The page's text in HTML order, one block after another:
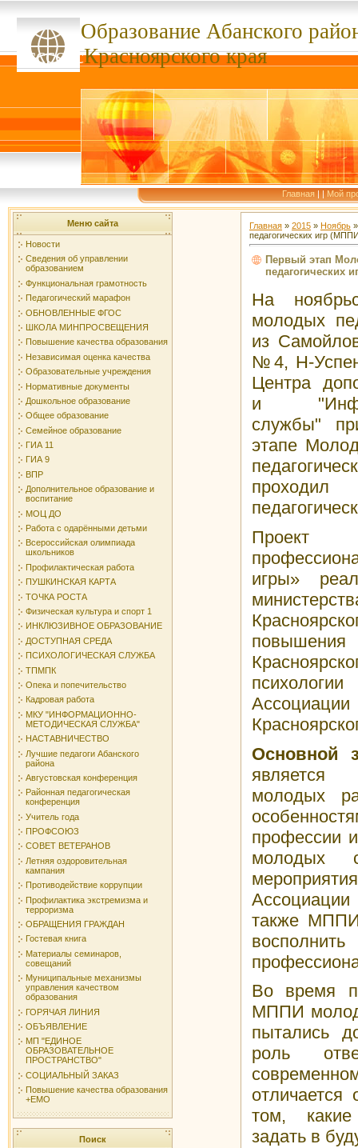
Образование Абанского
сссссссКрасноярского края
Главная | | Мой
Меню сайта
Новости
Сведения об управлении
образованием
Функциональная грамотность
Педагогический марафон
ОБНОВЛЕННЫЕ ФГОС
ШКОЛА МИНПРОСВЕЩЕНИЯ
Повышение качества образования
Независимая оценка качества
Образовательные учреждения
Нормативные документы
Дошкольное образование
Общее образование
Семейное образование
ГИА 11
ГИА 9
ВПР
Дополнительное образование и
воспитание
МОЦ ДО
Работа с одарёнными детьми
Всероссийская олимпиада
школьников
Профилактическая работа
ПУШКИНСКАЯ КАРТА
ТОЧКА РОСТА
Физическая культура и спорт 1
ИНКЛЮЗИВНОЕ ОБРАЗОВАНИЕ
ДОСТУПНАЯ СРЕДА
ПСИХОЛОГИЧЕСКАЯ СЛУЖБА
ТПМПК
Опека и попечительство
Кадровая работа
МКУ "ИНФОРМАЦИОННО-
МЕТОДИЧЕСКАЯ СЛУЖБА"
НАСТАВНИЧЕСТВО
Лучшие педагоги Абанского
района
Августовская конференция
Районная педагогическая
конференция
Учитель года
ПРОФСОЮЗ
СОВЕТ ВЕТЕРАНОВ
Летняя оздоровительная
кампания
Противодействие коррупции
Профилактика экстремизма и
терроризма
ОБРАЩЕНИЯ ГРАЖДАН
Гостевая книга
Материалы семинаров,
совещаний
Муниципальные механизмы
управления качеством
образования
ГОРЯЧАЯ ЛИНИЯ
ОБЪЯВЛЕНИЕ
МП "ЕДИНОЕ
ОБРАЗОВАТЕЛЬНОЕ
ПРОСТРАНСТВО"
СОЦИАЛЬНЫЙ ЗАКАЗ
Повышение качества образования
+ЕМО
Поиск
Главная » 2015 » Ноябрь »
педагогических игр
Первый этап
педагогических
На
молодых
из
№4, Н-
Центра
и
службы"
этапе
игры»
Основной
является
молодых
профессии
молодых
также МППИ
Во время
МППИ
пытались
роль
том,
задать в